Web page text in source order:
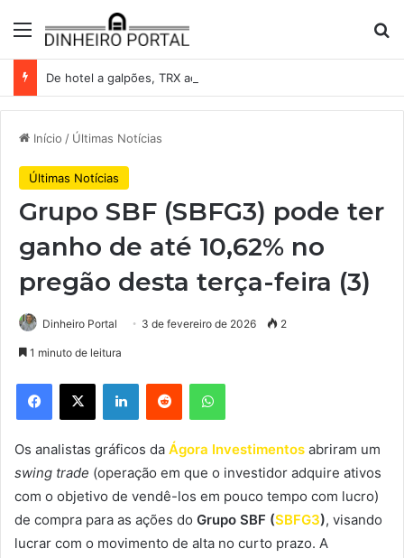
Menu
Início / Últimas Notícias
Últimas Notícias
Grupo SBF (SBFG3) pode ter
ganho de até 10,62% no
pregão desta terça-feira (3)
Dinheiro Portal 3 de fevereiro de 2026 2
1 minuto de leitura
Facebook
X LinkedinReddit WhatsApp
Os analistas gráficos da Ágora Investimentos abriram um
swing trade (operação em que o investidor adquire ativos
com o objetivo de vendê-los em pouco tempo com lucro)
de compra para as ações do Grupo SBF (SBFG3), visando
lucrar com o movimento de alta no curto prazo. A